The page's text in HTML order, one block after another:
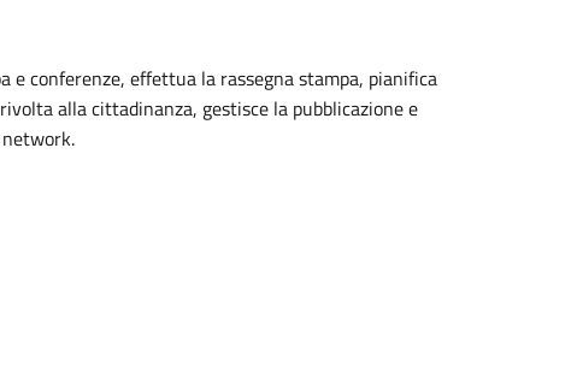
conferenze, effettua la rassegna stampa, pianifica
alla cittadinanza, gestisce la pubblicazione e